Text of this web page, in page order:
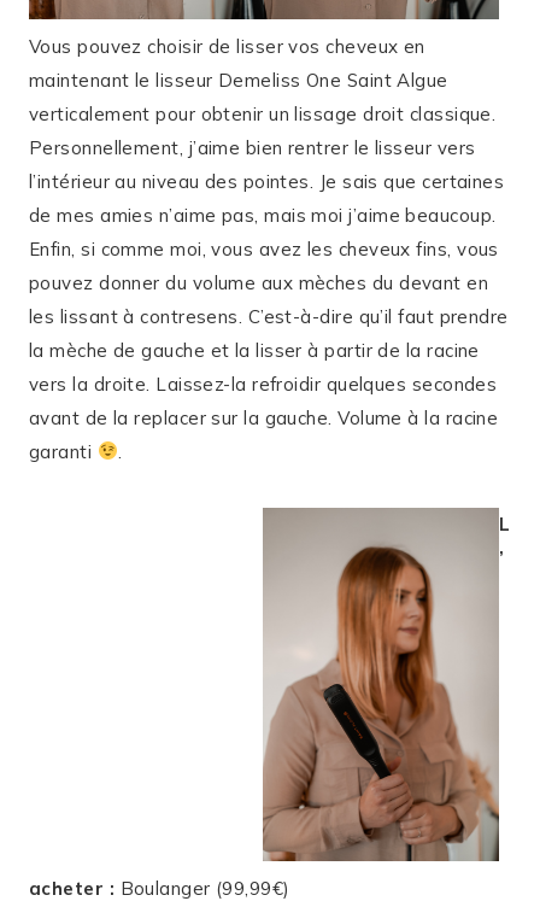
Vous pouvez choisir de lisser vos cheveux en
maintenant le lisseur Demeliss One Saint Algue
verticalement pour obtenir un lissage droit classique.
Personnellement, j’aime bien rentrer le lisseur vers
l’intérieur au niveau des pointes. Je sais que certaines
de mes amies n’aime pas, mais moi j’aime beaucoup.
Enfin, si comme moi, vous avez les cheveux fins, vous
pouvez donner du volume aux mèches du devant en
les lissant à contresens. C’est-à-dire qu’il faut prendre
la mèche de gauche et la lisser à partir de la racine
vers la droite. Laissez-la refroidir quelques secondes
avant de la replacer sur la gauche. Volume à la racine
garanti
.
L
’
acheter : Boulanger (99,99€)